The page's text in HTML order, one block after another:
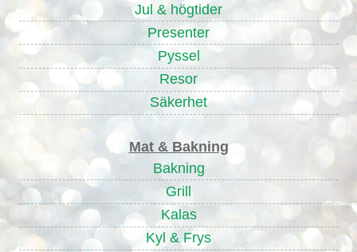
Jul & högtider
Presenter
Pyssel
Resor
Säkerhet
Mat & Bakning
Bakning
Grill
Kalas
Kyl & Frys